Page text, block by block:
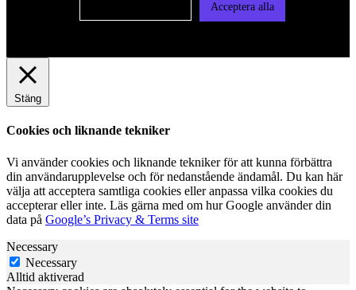
Acceptera alla
Stäng
Cookies och liknande tekniker
Vi använder cookies och liknande tekniker för att kunna förbättra
din användarupplevelse och för nedanstående ändamål. Du kan här
välja att acceptera samtliga cookies eller anpassa vilka cookies du
accepterar eller inte. Läs gärna med om hur Google använder din
data på Google’s Privacy & Terms site
Necessary
Necessary
Alltid aktiverad